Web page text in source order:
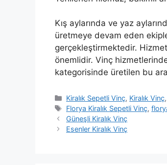
Kış aylarında ve yaz
üretmeye devam eden
gerçekleştirmektedir.
önemlidir. Vinç
kategorisinde üretilen bu
Kategoriler
Kiralık Sepetli Vinç, Kiralık Vinç,
Etiketler
Florya Kiralık Sepetli Vinç,
Güneşli Kiralık Vinç
Esenler Kiralık Vinç